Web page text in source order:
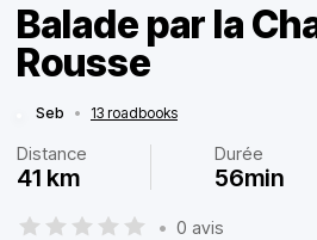
Balade par la
Rousse
Seb • 13 roadbooks
Distance
41 km
Durée
56min
• 0 avis